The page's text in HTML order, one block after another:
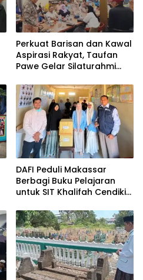
Perkuat Barisan dan Kawal
Aspirasi Rakyat, Taufan
Pawe Gelar Silaturahmi
Parepare
DAFI Peduli Makassar
Berbagi Buku Pelajaran
untuk SIT Khalifah Cendikia
Maros